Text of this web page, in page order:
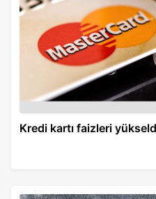
Kredi kartı faizleri